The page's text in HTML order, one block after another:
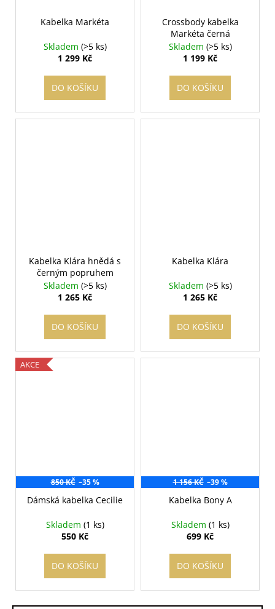
Kabelka Markéta
Skladem (>5 ks)
1 299 Kč
DO KOŠÍKU
Crossbody kabelka
Markéta černá
Skladem (>5 ks)
1 199 Kč
DO KOŠÍKU
Kabelka Klára hnědá s
černým popruhem
Skladem (>5 ks)
1 265 Kč
DO KOŠÍKU
Kabelka Klára
Skladem (>5 ks)
1 265 Kč
DO KOŠÍKU
AKCE
850 KČ –35 %
Dámská kabelka Cecilie
Skladem (1 ks)
550 Kč
DO KOŠÍKU
1 156 KČ –39 %
Kabelka Bony A
Skladem (1 ks)
699 Kč
DO KOŠÍKU